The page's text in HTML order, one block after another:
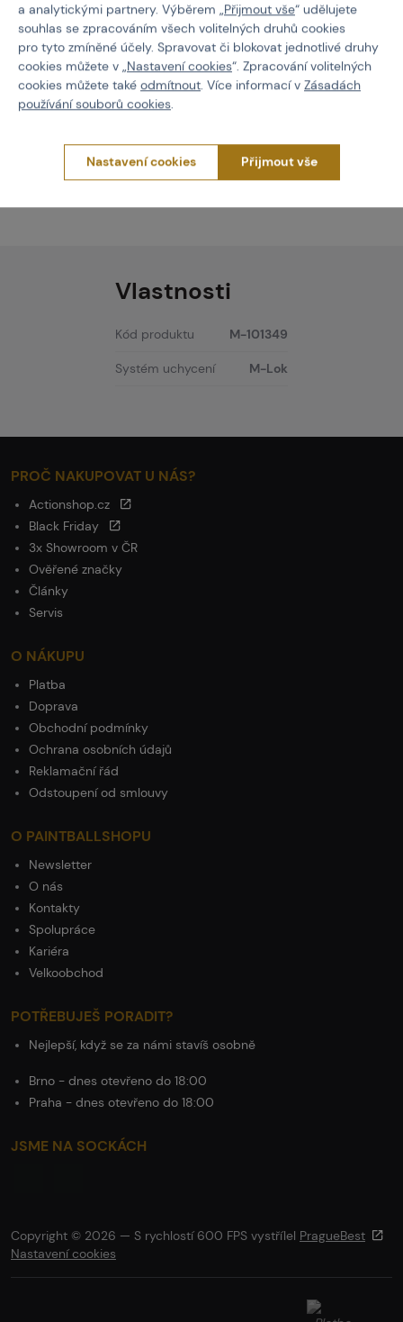
Vlastnosti
Kód produktu M-101349
Systém uchycení M-Lok
CONQUER
Taktická vesta CONQUER
MPC - Camo
1 080 Kč
PROČ NAKUPOVAT U NÁS?
Actionshop.cz
Black Friday
3x Showroom v ČR
Ověřené značky
Články
Servis
O NÁKUPU
Platba
Doprava
Obchodní podmínky
Ochrana osobních údajů
Reklamační řád
Odstoupení od smlouvy
O PAINTBALLSHOPU
Newsletter
O nás
Kontakty
Spolupráce
Kariéra
Velkoobchod
POTŘEBUJEŠ PORADIT?
Nejlepší, když se za námi stavíš osobně
Brno - dnes otevřeno do 18:00
Praha - dnes otevřeno do 18:00
JSME NA SOCKÁCH
Copyright © 2026 — S rychlostí 600 FPS vystřílel PragueBest
Nastavení cookies
a analytickými partnery. Výběrem „Přijmout vše“ udělujete
souhlas se zpracováním všech volitelných druhů cookies
pro tyto zmíněné účely. Spravovat či blokovat jednotlivé druhy
cookies můžete v „Nastavení cookies“. Zpracování volitelných
cookies můžete také odmítnout. Více informací v Zásadách
používání souborů cookies.
Nastavení cookies Přijmout vše